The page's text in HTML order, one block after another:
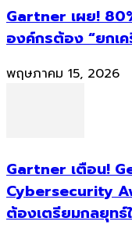
Gartner เผย!
องค์กรต้อง “ยกเค
พฤษภาคม 15, 2026
Gartner เตือน!
Cybersecurity
ต้องเตรียมกลยุทธ์